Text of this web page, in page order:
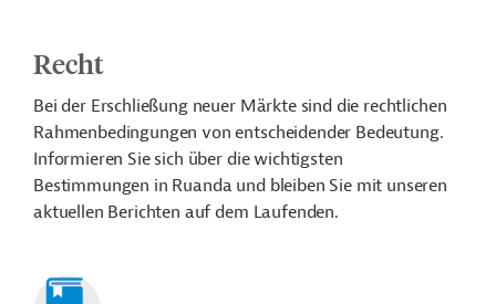
Recht
Bei der Erschließung neuer Märkte sind die rechtlichen
Rahmenbedingungen von entscheidender Bedeutung.
Informieren Sie sich über die wichtigsten
Bestimmungen in Ruanda und bleiben Sie mit unseren
aktuellen Berichten auf dem Laufenden.